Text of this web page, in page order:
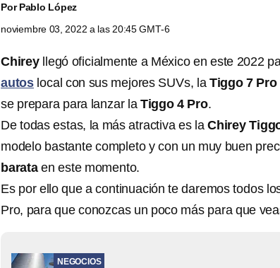
PorPablo López
noviembre 03, 2022 a las 20:45 GMT-6
Chireyllegó oficialmente a México en este 2022
autos local con sus mejores SUVs, la Tiggo 7 Pro
se prepara para lanzar la Tiggo 4 Pro.
De todas estas, la más atractiva es la Chirey
modelo bastante completo y con un muy buen
barataen este momento.
Es por ello que a continuación te daremos todos
Pro, para que conozcas un poco más para que
NEGOCIOS